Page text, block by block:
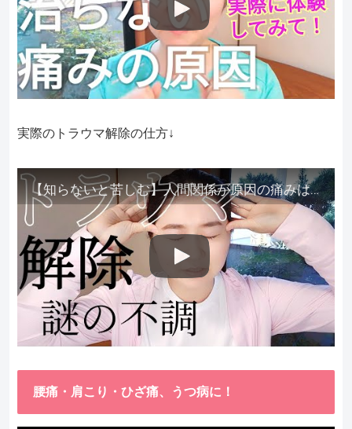
実際のトラウマ解除の仕方↓
【知らないと苦しむ】人間関係が原因の痛みはトラウマ解除が必須。病院に行っても原因不明で治らない不調はこれをしてからケアしてみてください。
腰痛・肩こり・ひざ痛、うつ病に！